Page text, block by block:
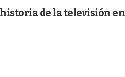
de la televisión en